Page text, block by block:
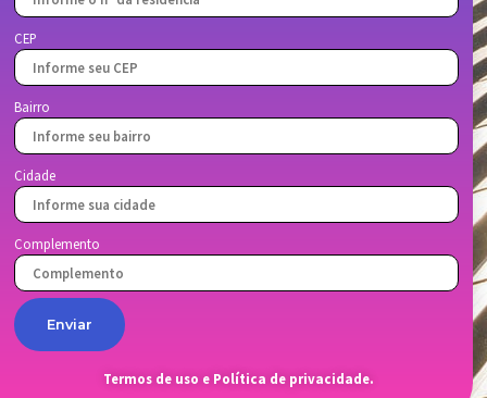
CEP
Bairro
Cidade
Complemento
Enviar
Termos de uso e Política de privacidade.